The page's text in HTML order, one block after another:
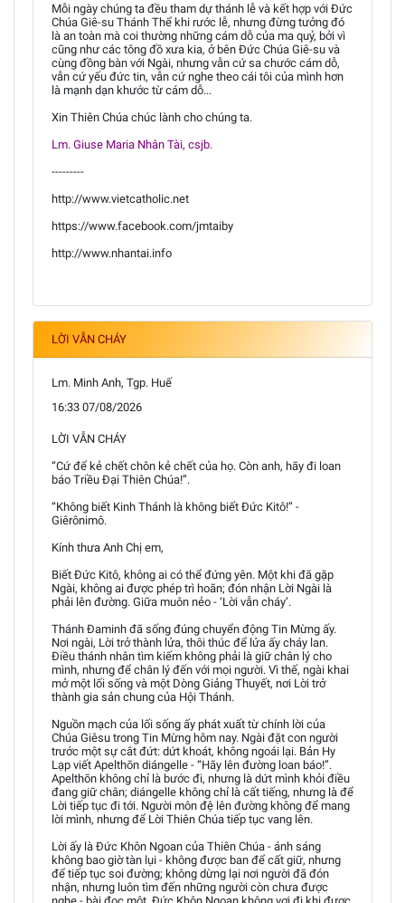
Mỗi ngày chúng ta đều tham dự thánh lễ và kết hợp với Đức
Chúa Giê-su Thánh Thể khi rước lễ, nhưng đừng tưởng đó
là an toàn mà coi thường những cám dỗ của ma quỷ, bởi vì
cũng như các tông đồ xưa kia, ở bên Đức Chúa Giê-su và
cùng đồng bàn với Ngài, nhưng vẫn cứ sa chước cám dỗ,
vẫn cứ yếu đức tin, vẫn cứ nghe theo cái tôi của mình hơn
là mạnh dạn khước từ cám dỗ...
Xin Thiên Chúa chúc lành cho chúng ta.
Lm. Giuse Maria Nhân Tài, csjb.
---------
http://www.vietcatholic.net
https://www.facebook.com/jmtaiby
http://www.nhantai.info
LỜI VẪN CHÁY
Lm. Minh Anh, Tgp. Huế
16:33 07/08/2026
LỜI VẪN CHÁY
“Cứ để kẻ chết chôn kẻ chết của họ. Còn anh, hãy đi loan
báo Triều Đại Thiên Chúa!”.
“Không biết Kinh Thánh là không biết Đức Kitô!” -
Giêrônimô.
Kính thưa Anh Chị em,
Biết Đức Kitô, không ai có thể đứng yên. Một khi đã gặp
Ngài, không ai được phép trì hoãn; đón nhận Lời Ngài là
phải lên đường. Giữa muôn nẻo - ‘Lời vẫn cháy’.
Thánh Đaminh đã sống đúng chuyển động Tin Mừng ấy.
Nơi ngài, Lời trở thành lửa, thôi thúc để lửa ấy cháy lan.
Điều thánh nhân tìm kiếm không phải là giữ chân lý cho
mình, nhưng để chân lý đến với mọi người. Vì thế, ngài khai
mở một lối sống và một Dòng Giảng Thuyết, nơi Lời trở
thành gia sản chung của Hội Thánh.
Nguồn mạch của lối sống ấy phát xuất từ chính lời của
Chúa Giêsu trong Tin Mừng hôm nay. Ngài đặt con người
trước một sự cắt đứt: dứt khoát, không ngoái lại. Bản Hy
Lạp viết Apelthōn diángelle - “Hãy lên đường loan báo!”.
Apelthōn không chỉ là bước đi, nhưng là dứt mình khỏi điều
đang giữ chân; diángelle không chỉ là cất tiếng, nhưng là để
Lời tiếp tục đi tới. Người môn đệ lên đường không để mang
lời mình, nhưng để Lời Thiên Chúa tiếp tục vang lên.
Lời ấy là Đức Khôn Ngoan của Thiên Chúa - ánh sáng
không bao giờ tàn lụi - không được ban để cất giữ, nhưng
để tiếp tục soi đường; không dừng lại nơi người đã đón
nhận, nhưng luôn tìm đến những người còn chưa được